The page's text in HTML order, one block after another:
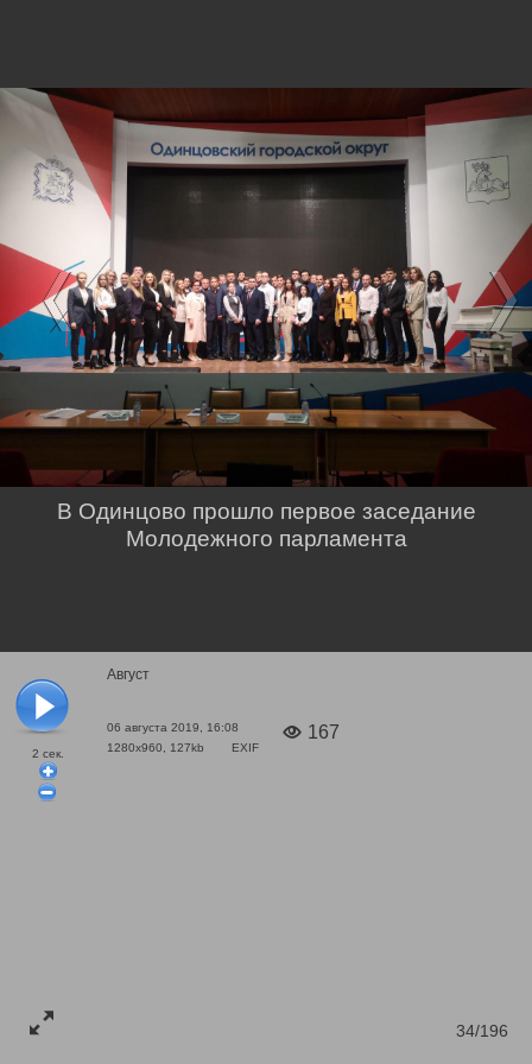
2 сек.
Август
06 августа 2019, 16:08
1280x960, 127kb
EXIF
167
34/196
В Одинцово прошло первое заседание
Молодежного парламента